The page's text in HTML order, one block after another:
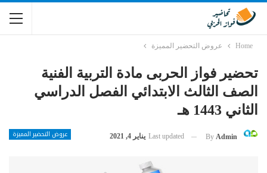
Home عروض التحضير المميزة
تحضير فواز الحربى مادة التربية الفنية
الصف الثالث الابتدائي الفصل الدراسي
الثاني 1443 هـ
عروض التحضير المميزة By Admin
Last updated يناير 4, 2021